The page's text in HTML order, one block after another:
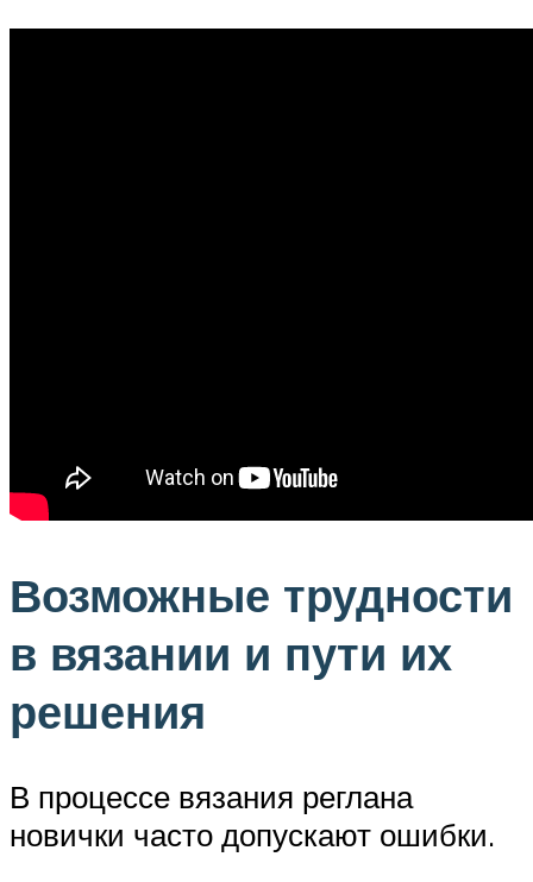
Возможные трудности
в вязании и пути их
решения
В процессе вязания реглана
новички часто допускают ошибки.